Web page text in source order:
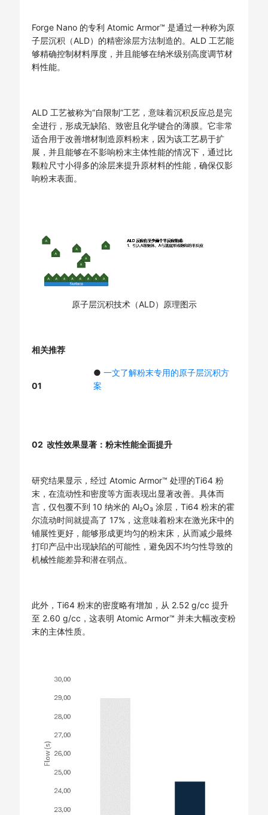
Forge Nano 的专利 Atomic Armor™ 是通过一种称为原
子层沉积（ALD）的精密涂层方法制造的。ALD 工艺能
够精确控制材料厚度，并且能够在纳米级别高度调节材
料性能。
ALD 工艺被称为“自限制”工艺，意味着沉积反应总是完
全进行，形成无缺陷、致密且化学键合的薄膜。它非常
适合用于改善增材制造原料粉末，因为该工艺易于扩
展，并且能够在不影响粉末主体性能的情况下，通过比
颗粒尺寸小得多的涂层来提升原材料的性能，确保仅影
响粉末表面。
原子层沉积技术（ALD）原理图示
相关推荐
01
● 一文了解粉末专用的原子层沉积方
案
02 改性效果显著：粉末性能全面提升
研究结果显示，经过 Atomic Armor™ 处理的Ti64 粉
末，在流动性和密度等方面表现出显著改善。具体而
言，仅包覆不到 10 纳米的 Al₂O₃ 涂层，Ti64 粉末的霍
尔流动时间就提高了 17%，这意味着粉末在激光床中的
铺展性更好，能够形成更均匀的粉末床，从而减少最终
打印产品中出现缺陷的可能性，避免因不均匀性导致的
机械性能差异和潜在弱点。
此外，Ti64 粉末的密度略有增加，从 2.52 g/cc 提升
至 2.60 g/cc，这表明 Atomic Armor™ 并未大幅改变粉
末的主体性质。